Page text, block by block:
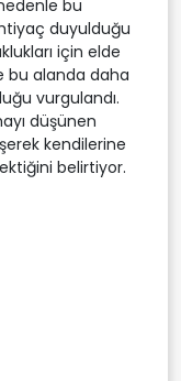
bu
duyulduğu
için elde
bu alanda daha
vurgulandı.
düşünen
kendilerine
belirtiyor.